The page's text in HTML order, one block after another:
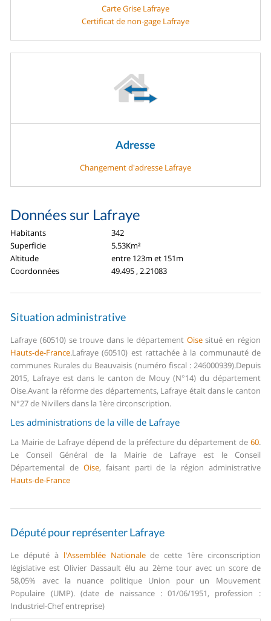
Carte Grise Lafraye
Certificat de non-gage Lafraye
Adresse
Changement d'adresse Lafraye
Données sur Lafraye
Habitants
342
Superficie
5.53Km²
Altitude
entre 123m et 151m
Coordonnées
49.495 , 2.21083
Situation administrative
Lafraye (60510) se trouve dans le département Oisesitué en région
Hauts-de-France.Lafraye (60510) est rattachée à la communauté de
communes Rurales du Beauvaisis (numéro fiscal : 246000939).Depuis
2015, Lafraye est dans le canton de Mouy (N°14) du département
Oise.Avant la réforme des départements, Lafraye était dans le canton
N°27 de Nivillers dans la 1ère circonscription.
Les administrations de la ville de Lafraye
La Mairie de Lafraye dépend de la préfecture du département de 60.
Le Conseil Général de la Mairie de Lafraye est le Conseil
Départemental de Oise, faisant parti de la région administrative
Hauts-de-France
Député pour représenter Lafraye
Le député à l'Assemblée Nationalede cette 1ère circonscription
législative est Olivier Dassault élu au 2ème tour avec un score de
58,05% avec la nuance politique Union pour un Mouvement
Populaire (UMP). (date de naissance : 01/06/1951, profession :
Industriel-Chef entreprise)